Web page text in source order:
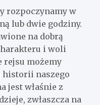
rozpoczynamy w
lub dwie godziny.
na dobrą
i woli
rejsu możemy
historii naszego
jest właśnie z
zwłaszcza na